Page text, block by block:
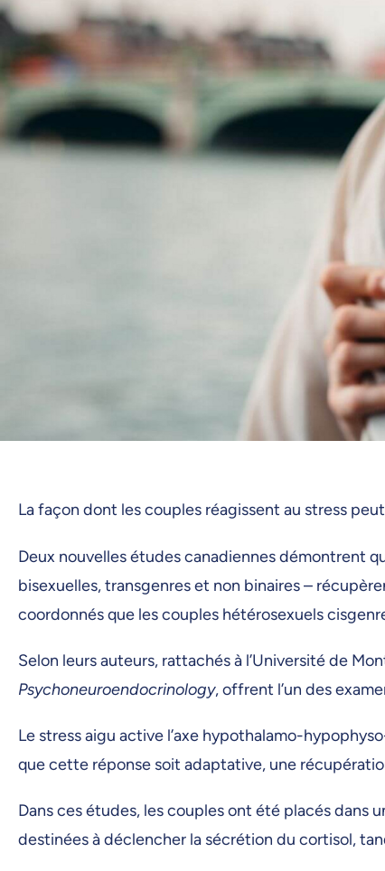
La façon dont les couples réagissent au stress
Deux nouvelles études canadiennes démontrent
bisexuelles, transgenres et non binaires –
coordonnés que les couples hétérosexuels
Selon leurs auteurs, rattachés à l’Université de
Psychoneuroendocrinology, offrent l’un des
Le stress aigu active l’axe hypothalamo-
que cette réponse soit adaptative, une
Dans ces études, les couples ont été placés dans
destinées à déclencher la sécrétion du cortisol,